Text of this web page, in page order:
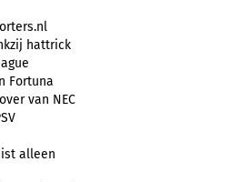
hattrick
Fortuna
van NEC
alleen